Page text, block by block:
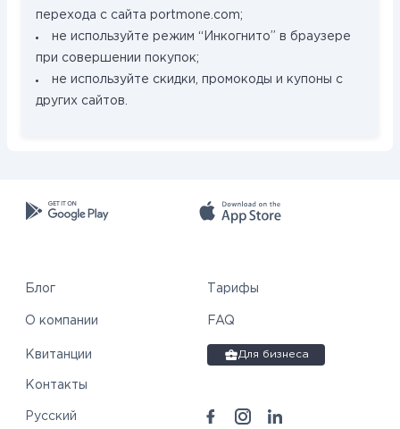
перехода с сайта portmone.com;
не используйте режим “Инкогнито” в браузере
при совершении покупок;
не используйте скидки, промокоды и купоны с
других сайтов.
Блог Тарифы
О компании
Квитанции
FAQ
Контакты
Для бизнеса
Русский